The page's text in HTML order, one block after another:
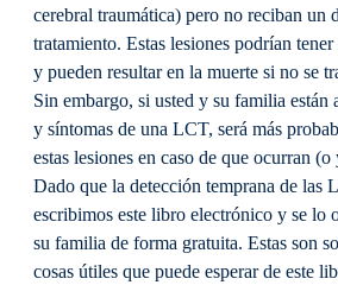
cerebral traumática) pero no reciban un
tratamiento. Estas lesiones podrían
y pueden resultar en la muerte si no se
Sin embargo, si usted y su familia están
y síntomas de una LCT, será más
estas lesiones en caso de que ocurran
Dado que la detección temprana de las
escribimos este libro electrónico y se lo
su familia de forma gratuita. Estas son
cosas útiles que puede esperar de este